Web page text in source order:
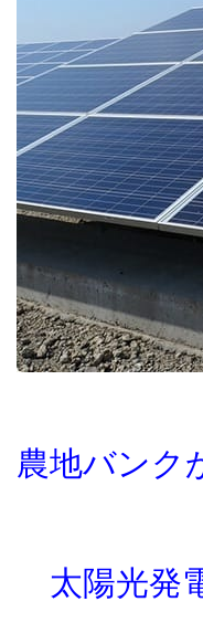
農地バンク
太陽光発